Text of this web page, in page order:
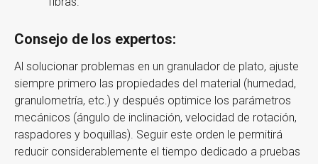
Consejo de los expertos:
Al solucionar problemas en un granulador de plato, ajuste
siempre primero las propiedades del material (humedad,
granulometría, etc.) y después optimice los parámetros
mecánicos (ángulo de inclinación, velocidad de rotación,
raspadores y boquillas). Seguir este orden le permitirá
reducir considerablemente el tiempo dedicado a pruebas